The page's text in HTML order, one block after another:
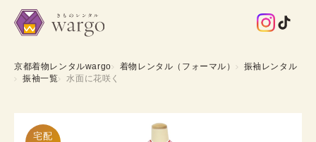
京都着物レンタルwargo 着物レンタル（フォーマル）
振袖レンタル
振袖一覧
水面に花咲く
宅配